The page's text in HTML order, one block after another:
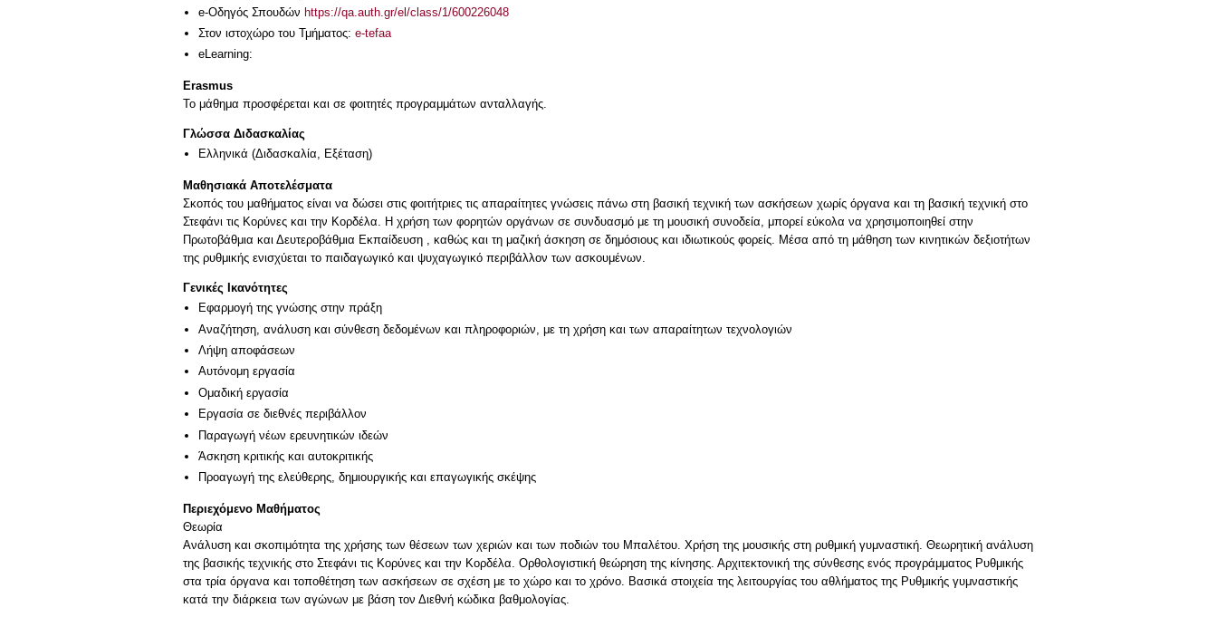
e-Οδηγός Σπουδών https://qa.auth.gr/el/class/1/600226048
Στον ιστοχώρο του Τμήματος: e-tefaa
eLearning:
Erasmus
Το μάθημα προσφέρεται και σε φοιτητές προγραμμάτων ανταλλαγής.
Γλώσσα Διδασκαλίας
Ελληνικά (Διδασκαλία, Εξέταση)
Μαθησιακά Αποτελέσματα
Σκοπός του μαθήματος είναι να δώσει στις φοιτήτριες τις απαραίτητες γνώσεις πάνω στη βασική τεχνική των ασκήσεων χωρίς όργανα και τη βασική τεχνική στο
Στεφάνι τις Κορύνες και την Κορδέλα. Η χρήση των φορητών οργάνων σε συνδυασμό με τη μουσική συνοδεία, μπορεί εύκολα να χρησιμοποιηθεί στην
Πρωτοβάθμια και Δευτεροβάθμια Εκπαίδευση , καθώς και τη μαζική άσκηση σε δημόσιους και ιδιωτικούς φορείς. Μέσα από τη μάθηση των κινητικών δεξιοτήτων
της ρυθμικής ενισχύεται το παιδαγωγικό και ψυχαγωγικό περιβάλλον των ασκουμένων.
Γενικές Ικανότητες
Εφαρμογή της γνώσης στην πράξη
Αναζήτηση, ανάλυση και σύνθεση δεδομένων και πληροφοριών, με τη χρήση και των απαραίτητων τεχνολογιών
Λήψη αποφάσεων
Αυτόνομη εργασία
Ομαδική εργασία
Εργασία σε διεθνές περιβάλλον
Παραγωγή νέων ερευνητικών ιδεών
Άσκηση κριτικής και αυτοκριτικής
Προαγωγή της ελεύθερης, δημιουργικής και επαγωγικής σκέψης
Περιεχόμενο Μαθήματος
Θεωρία
Ανάλυση και σκοπιμότητα της χρήσης των θέσεων των χεριών και των ποδιών του Μπαλέτου. Χρήση της μουσικής στη ρυθμική γυμναστική. Θεωρητική ανάλυση
της βασικής τεχνικής στο Στεφάνι τις Κορύνες και την Κορδέλα. Ορθολογιστική θεώρηση της κίνησης. Αρχιτεκτονική της σύνθεσης ενός προγράμματος Ρυθμικής
στα τρία όργανα και τοποθέτηση των ασκήσεων σε σχέση με το χώρο και το χρόνο. Βασικά στοιχεία της λειτουργίας του αθλήματος της Ρυθμικής γυμναστικής
κατά την διάρκεια των αγώνων με βάση τον Διεθνή κώδικα βαθμολογίας.